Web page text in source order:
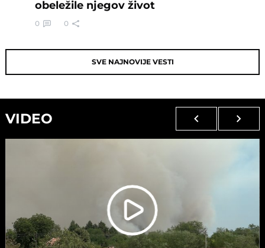
obeležile njegov život
0 0
SVE NAJNOVIJE VESTI
VIDEO